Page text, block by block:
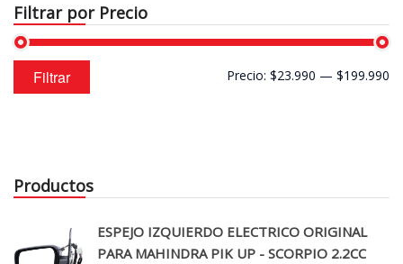
Filtrar por Precio
Precio
mínimo
Precio
máximo
Filtrar Precio: $23.990 — $199.990
Productos
ESPEJO IZQUIERDO ELECTRICO ORIGINAL
PARA MAHINDRA PIK UP - SCORPIO 2.2CC